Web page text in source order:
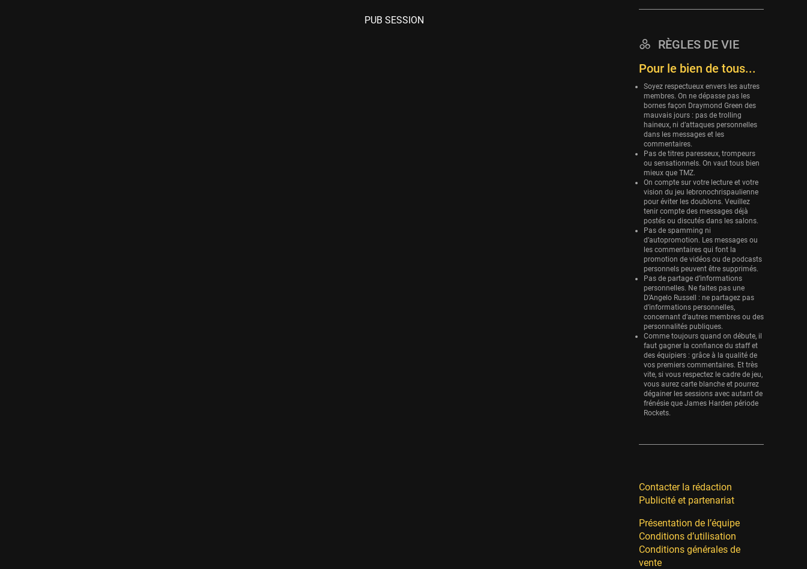
PUB SESSION
Portland Trail Blazers
Eurobasket
25 sessions
Brooklyn Nets
24 sessions
Sacramento Kings
24 sessions
Utah Jazz
22 sessions
Toronto Raptors
18 sessions
REVERSE
11 sessions
Bleues
0 sessions
RÈGLES DE VIE
Pour le bien de tous...
Soyez respectueux envers les autres
membres. On ne dépasse pas les
bornes façon Draymond Green des
mauvais jours : pas de trolling
haineux, ni d’attaques personnelles
dans les messages et les
commentaires.
Pas de titres paresseux, trompeurs
ou sensationnels. On vaut tous bien
mieux que TMZ.
On compte sur votre lecture et votre
vision du jeu lebronochrispaulienne
pour éviter les doublons. Veuillez
tenir compte des messages déjà
postés ou discutés dans les salons.
Pas de spamming ni
d’autopromotion. Les messages ou
les commentaires qui font la
promotion de vidéos ou de podcasts
personnels peuvent être supprimés.
Pas de partage d’informations
personnelles. Ne faites pas une
D’Angelo Russell : ne partagez pas
d’informations personnelles,
concernant d’autres membres ou des
personnalités publiques.
Comme toujours quand on débute, il
faut gagner la confiance du staff et
des équipiers : grâce à la qualité de
vos premiers commentaires. Et très
vite, si vous respectez le cadre de jeu,
vous aurez carte blanche et pourrez
dégainer les sessions avec autant de
frénésie que James Harden période
Rockets.
Contacter la rédaction
Publicité et partenariat
Présentation de l’équipe
Conditions d’utilisation
Conditions générales de
vente